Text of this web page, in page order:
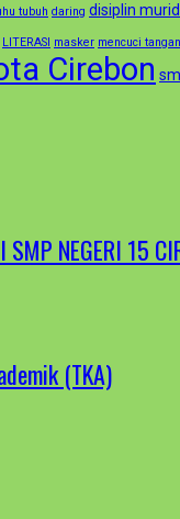
tubuh daring disiplin murid
LITERASI masker mencuci tangan
Cirebon
SMP NEGERI 15
(TKA)